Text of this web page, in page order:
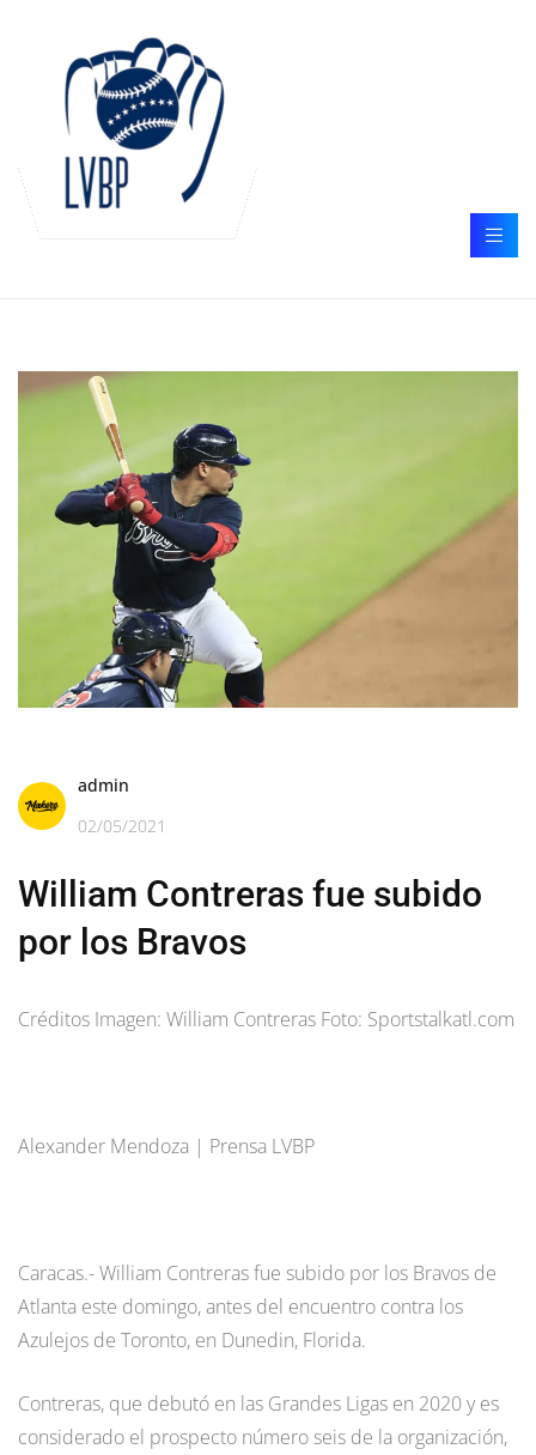
admin
02/05/2021
William Contreras fue subido
por los Bravos
Créditos Imagen: William Contreras Foto: Sportstalkatl.com
Alexander Mendoza | Prensa LVBP
Caracas.- William Contreras fue subido por los Bravos de
Atlanta este domingo, antes del encuentro contra los
Azulejos de Toronto, en Dunedin, Florida.
Contreras, que debutó en las Grandes Ligas en 2020 y es
considerado el prospecto número seis de la organización,